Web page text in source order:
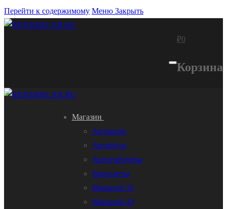
Перейти к содержимому Меню Закрыть
₽0
Корзина
Магазин
Автокран
Автобусы
Автогрейдеры
Вертолеты
Масштаб 35
Масштаб 43